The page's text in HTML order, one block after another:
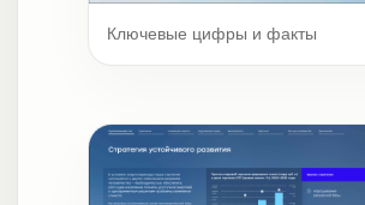
Ключевые цифры и факты